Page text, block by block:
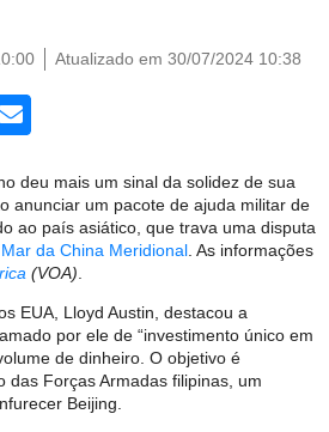
Atualizado em 30/07/2024 10:38
deu mais um sinal da solidez de sua
anunciar um pacote de ajuda militar de
ao país asiático, que trava uma disputa
Mar da China Meridional . As informações
(VOA)
EUA, Lloyd Austin, destacou a
por ele de “investimento único em
de dinheiro. O objetivo é
das Forças Armadas filipinas, um
Beijing.